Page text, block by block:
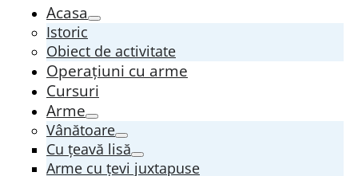
Acasa
Istoric
Obiect de activitate
Operațiuni cu arme
Cursuri
Arme
Vânătoare
Cu țeavă lisă
Arme cu țevi juxtapuse